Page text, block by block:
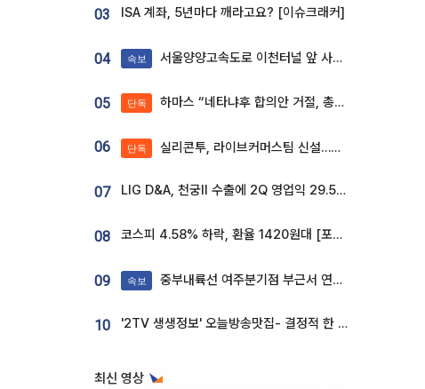
03 ISA 계좌, 5년마다 깨라고요? [이슈크래커]
04 속보 서울양양고속도로 이천터널 앞 사고 발생
05 단독 하마스 “네타냐후 합의안 거절, 총선 앞두고 시간 끌기”
06 단독 실리콘투, 라이브커머스팀 신설…K뷰티 ‘글로벌 판매망’ 확대[K뷰티 라방戰]
07 LIG D&A, 천궁Ⅱ 수출에 2Q 영업익 29.5%↑…수주잔고 24.6조 [종합]
08 코스피 4.58% 하락, 환율 1420원대 [포토]
09 속보 중부내륙선 여주분기점 부근서 연이은 추돌사고 발생
10 '2TV 생생정보' 오늘방송맛집- 결정적 한 수, 3종 메밀면! 메밀 소바 맛집 '의○○○○'
최신 영상